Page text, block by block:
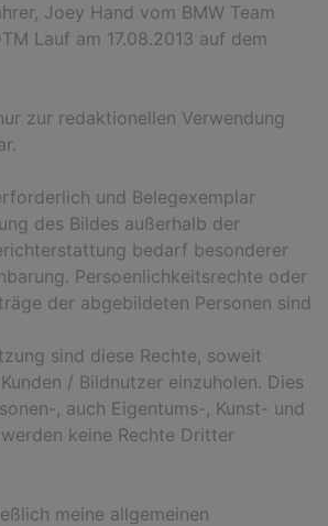
Joey Hand vom BMW Team
Lauf am 17.08.2013 auf dem
zur redaktionellen Verwendung
und Belegexemplar
des Bildes außerhalb der
bedarf besonderer
Persoenlichkeitsrechte oder
der abgebildeten Personen sind
sind diese Rechte, soweit
/ Bildnutzer einzuholen. Dies
, auch Eigentums-, Kunst- und
keine Rechte Dritter
meine allgemeinen